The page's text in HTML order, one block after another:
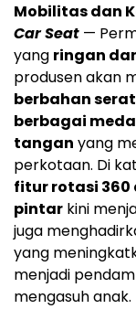
Mobilitas dan
Car Seat —
yang ringan
produsen akan
berbahan
berbagai
tangan yang
perkotaan. Di
fitur rotasi
pintar kini
juga
yang
menjadi
mengasuh anak.